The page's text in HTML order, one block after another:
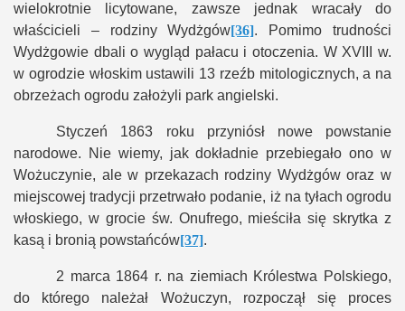
wielokrotnie licytowane, zawsze jednak wracały do
właścicieli – rodziny Wydżgów[36]. Pomimo trudności
Wydżgowie dbali o wygląd pałacu i otoczenia. W XVIII w.
w ogrodzie włoskim ustawili 13 rzeźb mitologicznych, a na
obrzeżach ogrodu założyli park angielski.
Styczeń 1863 roku przyniósł nowe powstanie
narodowe. Nie wiemy, jak dokładnie przebiegało ono w
Wożuczynie, ale w przekazach rodziny Wydżgów oraz w
miejscowej tradycji przetrwało podanie, iż na tyłach ogrodu
włoskiego, w grocie św. Onufrego, mieściła się skrytka z
kasą i bronią powstańców[37].
2 marca 1864 r. na ziemiach Królestwa Polskiego,
do którego należał Wożuczyn, rozpoczął się proces